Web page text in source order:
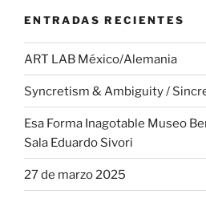
ENTRADAS RECIENTES
ART LAB México/Alemania
Syncretism & Ambiguity /
Esa Forma Inagotable Museo
Sala Eduardo Sivori
27 de marzo 2025